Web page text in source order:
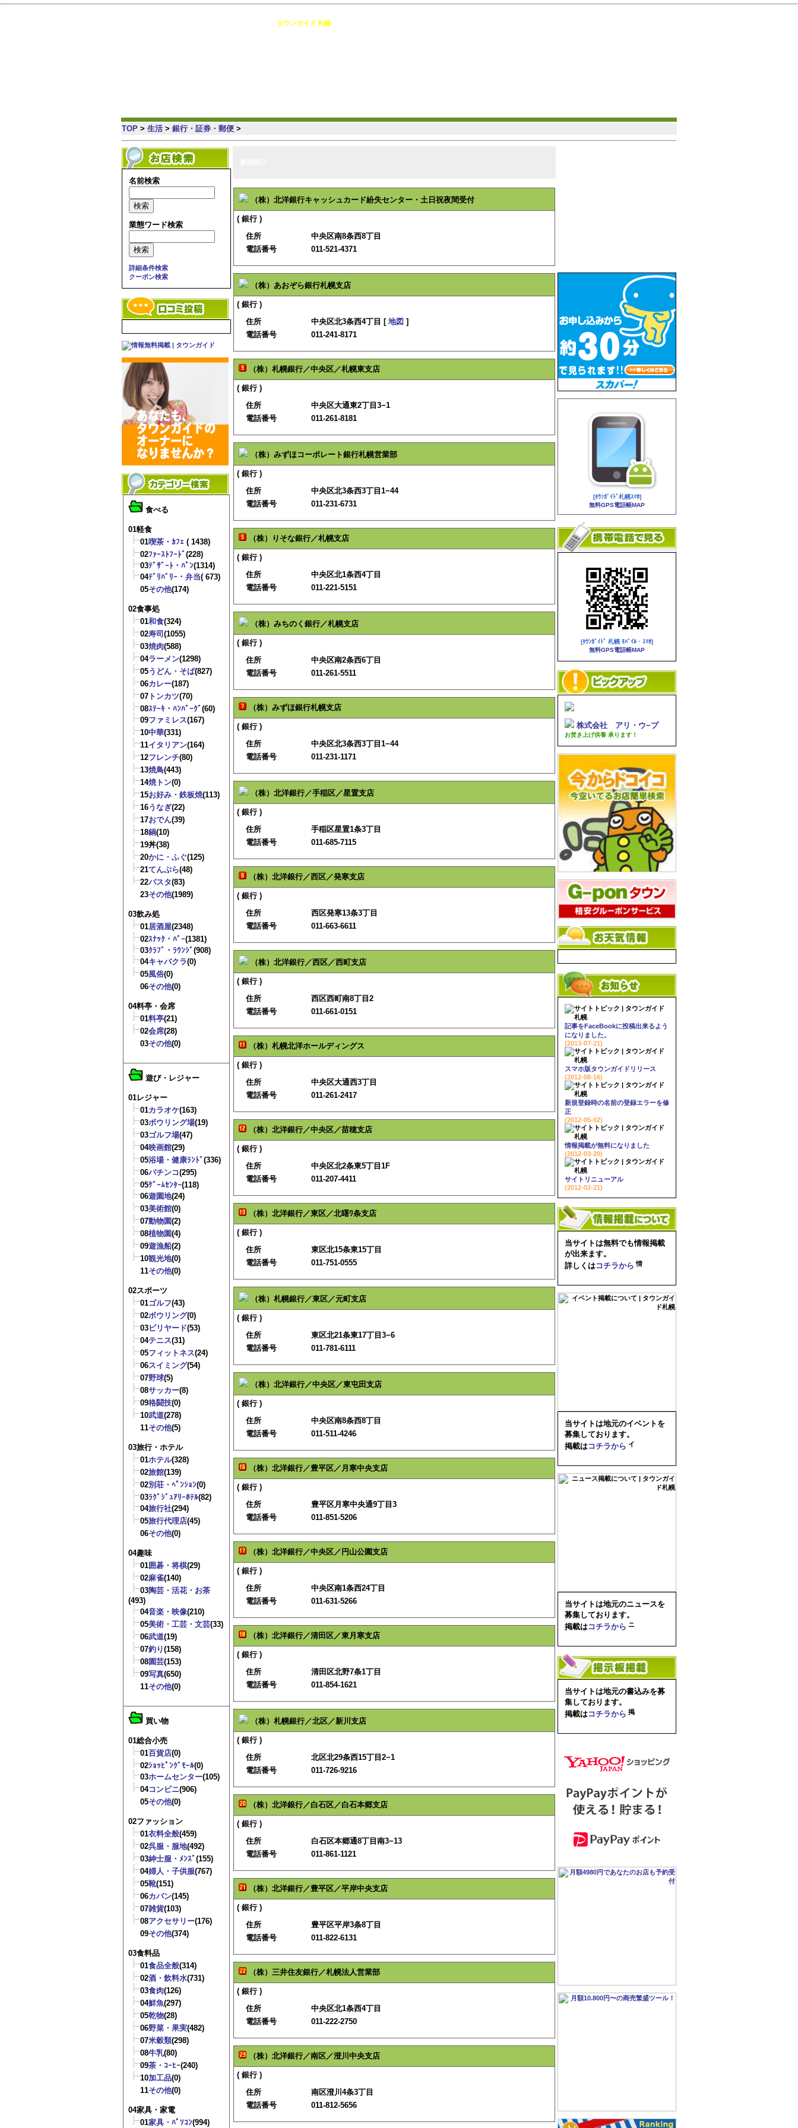
タウンガイド 札幌
TOP > 生活 > 銀行・証券・郵便 >
名前検索
業態ワード検索
詳細条件検索
クーポン検索
食べる
01軽食
01喫茶・ｶﾌｪ ( 1438)
02ﾌｧｰｽﾄﾌｰﾄﾞ(228)
03ﾃﾞｻﾞｰﾄ・ﾊﾟﾝ(1314)
04ﾃﾞﾘﾊﾞﾘｰ・弁当( 673)
05その他(174)
02食事処
01和食(324)
02寿司(1055)
03焼肉(588)
04ラーメン(1298)
05うどん・そば(827)
06カレー(187)
07 トンカツ(70)
08ｽﾃｰｷ・ﾊﾝﾊﾞｰｸﾞ(60)
09ファミレス(167)
10中華(331)
11イタリアン(164)
12フレンチ(80)
13焼鳥(443)
14焼トン(0)
15お好み・鉄板焼(113)
16うなぎ(22)
17おでん(39)
18鍋(10)
19丼(38)
20かに・ふぐ(125)
21てんぷら(48)
22パスタ(83)
23その他(1989)
03飲み処
01居酒屋(2348)
02ｽﾅｯｸ・ﾊﾞｰ(1381)
03ｸﾗﾌﾞ・ﾗｳﾝｼﾞ(908)
04キャバクラ(0)
05風俗(0)
06その他(0)
04料亭・会席
01料亭(21)
02会席(28)
03その他(0)
遊び・レジャー
01レジャー
01カラオケ(163)
03ボウリング場(19)
03ゴルフ場(47)
04映画館(29)
05浴場・健康ﾗﾝﾄﾞ(336)
06パチンコ(295)
05ｹﾞｰﾑｾﾝﾀｰ(118)
06遊園地(24)
03美術館(0)
07動物園(2)
08植物園(4)
09遊漁船(2)
10観光地(0)
11その他(0)
02スポーツ
01ゴルフ(43)
02ボウリング(0)
03ビリヤード(53)
04テニス(31)
05フィットネス(24)
06スイミング(54)
07野球(5)
08サッカー(8)
09格闘技(0)
10武道(278)
11その他(5)
03旅行・ホテル
01ホテル(328)
02旅館(139)
02別荘・ﾍﾟﾝｼｮﾝ(0)
03ﾗｸﾞｼﾞｭｱﾘｰﾎﾃﾙ(82)
04旅行社(294)
05旅行代理店(45)
06その他(0)
04趣味
01囲碁・将棋(29)
02麻雀(140)
03陶芸・活花・お茶
(493)
04音楽・映像(210)
05美術・工芸・文芸(33)
06武道(19)
07釣り(158)
08園芸(153)
09写真(650)
11その他(0)
買い物
01総合小売
01百貨店(0)
02ｼｮｯﾋﾟﾝｸﾞﾓｰﾙ(0)
03ホームセンター(105)
04コンビニ(906)
05その他(0)
02ファッション
01衣料全般(459)
02呉服・服地(492)
03紳士服・ﾒﾝｽﾞ(155)
04婦人・子供服(767)
05靴(151)
06カバン(145)
07雑貨(103)
08アクセサリー(176)
09その他(374)
03食料品
01食品全般(314)
02酒・飲料水(731)
03食肉(126)
04鮮魚(297)
05乾物(28)
06野菜・果実(482)
07米穀類(298)
08牛乳(80)
09茶・ｺｰﾋｰ(240)
10加工品(0)
11その他(0)
04家具・家電
01家具・ﾊﾟｿｺﾝ(994)
[ﾀｳﾝｶﾞｲﾄﾞ札幌ｽﾏﾎ]
無料GPS電話帳MAP
[ﾀｳﾝｶﾞｲﾄﾞ 札幌 ﾓﾊﾞｲﾙ・ｽﾏﾎ]
無料GPS電話帳MAP
株式会社 アリ・ウ−プ
お焚き上げ供養 承ります！
記事をFaceBookに投稿出来るよう
になりました。
(2013-07-21)
スマホ版タウンガイドリリース
(2012-08-16)
新規登録時の名前の登録エラーを修
正
(2012-05-02)
情報掲載が無料になりました
(2012-03-20)
サイトリニューアル
(2012-02-21)
当サイトは無料でも情報掲載
が出来ます。
詳しくはコチラから
当サイトは地元のイベントを
募集しております。
掲載はコチラから
当サイトは地元のニュースを
募集しております。
掲載はコチラから
当サイトは地元の書込みを募
集しております。
掲載はコチラから
（株）北洋銀行キャッシュカード紛失センター・土日祝夜間受付
( 銀行 )
住所
中央区南8条西8丁目
電話番号
011-521-4371
（株）あおぞら銀行札幌支店
( 銀行 )
住所
中央区北3条西4丁目 [ 地図 ]
電話番号
011-241-8171
（株）札幌銀行／中央区／札幌東支店
( 銀行 )
住所
中央区大通東2丁目3−1
電話番号
011-261-8181
（株）みずほコーポレート銀行札幌営業部
( 銀行 )
住所
中央区北3条西3丁目1−44
電話番号
011-231-6731
（株）りそな銀行／札幌支店
( 銀行 )
住所
中央区北1条西4丁目
電話番号
011-221-5151
（株）みちのく銀行／札幌支店
( 銀行 )
住所
中央区南2条西6丁目
電話番号
011-261-5511
（株）みずほ銀行札幌支店
( 銀行 )
住所
中央区北3条西3丁目1−44
電話番号
011-231-1171
（株）北洋銀行／手稲区／星置支店
( 銀行 )
住所
手稲区星置1条3丁目
電話番号
011-685-7115
（株）北洋銀行／西区／発寒支店
( 銀行 )
住所
西区発寒13条3丁目
電話番号
011-663-6611
（株）北洋銀行／西区／西町支店
( 銀行 )
住所
西区西町南8丁目2
電話番号
011-661-0151
（株）札幌北洋ホールディングス
( 銀行 )
住所
中央区大通西3丁目
電話番号
011-261-2417
（株）北洋銀行／中央区／苗穂支店
( 銀行 )
住所
中央区北2条東5丁目1F
電話番号
011-207-4411
（株）北洋銀行／東区／北曙ﾜ条支店
( 銀行 )
住所
東区北15条東15丁目
電話番号
011-751-0555
（株）札幌銀行／東区／元町支店
( 銀行 )
住所
東区北21条東17丁目3−6
電話番号
011-781-6111
（株）北洋銀行／中央区／東屯田支店
( 銀行 )
住所
中央区南8条西8丁目
電話番号
011-511-4246
（株）北洋銀行／豊平区／月寒中央支店
( 銀行 )
住所
豊平区月寒中央通9丁目3
電話番号
011-851-5206
（株）北洋銀行／中央区／円山公園支店
( 銀行 )
住所
中央区南1条西24丁目
電話番号
011-631-5266
（株）北洋銀行／清田区／東月寒支店
( 銀行 )
住所
清田区北野7条1丁目
電話番号
011-854-1621
（株）札幌銀行／北区／新川支店
( 銀行 )
住所
北区北29条西15丁目2−1
電話番号
011-726-9216
（株）北洋銀行／白石区／白石本郷支店
( 銀行 )
住所
白石区本郷通8丁目南3−13
電話番号
011-861-1121
（株）北洋銀行／豊平区／平岸中央支店
( 銀行 )
住所
豊平区平岸3条8丁目
電話番号
011-822-6131
（株）三井住友銀行／札幌法人営業部
( 銀行 )
住所
中央区北1条西4丁目
電話番号
011-222-2750
（株）北洋銀行／南区／澄川中央支店
( 銀行 )
住所
南区澄川4条3丁目
電話番号
011-812-5656